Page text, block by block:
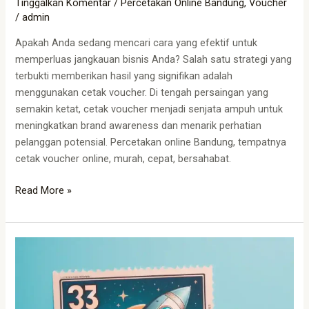
/admin
Apakah Anda sedang mencari cara yang efektif untuk
memperluas jangkauan bisnis Anda? Salah satu strategi yang
terbukti memberikan hasil yang signifikan adalah
menggunakan cetak voucher. Di tengah persaingan yang
semakin ketat, cetak voucher menjadi senjata ampuh untuk
meningkatkan brand awareness dan menarik perhatian
pelanggan potensial. Percetakan online Bandung, tempatnya
cetak voucher online, murah, cepat, bersahabat.
Read More »